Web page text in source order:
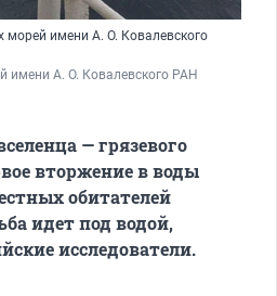
имени А. О. Ковалевского
А. О. Ковалевского РАН
— грязевого
вторжение в воды
обитателей
идет под водой,
исследователи.